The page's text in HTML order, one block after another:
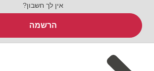
אין לך חשבון?
הרשמה